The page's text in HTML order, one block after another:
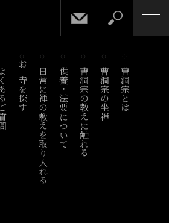
質問 お寺を探す 日常に禅の教えを取り入れる供養・法要について曹洞宗の教えに触れる 曹洞宗の坐禅 曹洞宗とは